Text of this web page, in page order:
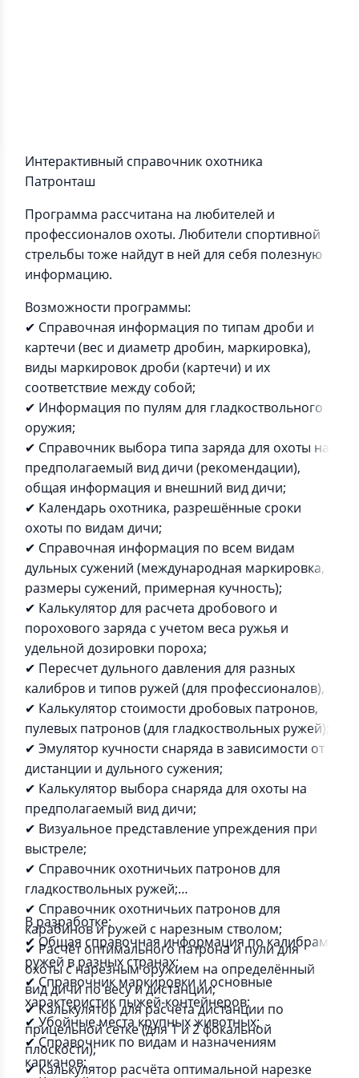
Интерактивный справочник охотника
Патронташ
Программа рассчитана на любителей и
профессионалов охоты. Любители спортивной
стрельбы тоже найдут в ней для себя полезную
информацию.
Возможности программы:
✔ Справочная информация по типам дроби и
картечи (вес и диаметр дробин, маркировка),
виды маркировок дроби (картечи) и их
соответствие между собой;
✔ Информация по пулям для гладкоствольного
оружия;
✔ Справочник выбора типа заряда для охоты на
предполагаемый вид дичи (рекомендации),
общая информация и внешний вид дичи;
✔ Календарь охотника, разрешённые сроки
охоты по видам дичи;
✔ Справочная информация по всем видам
дульных сужений (международная маркировка,
размеры сужений, примерная кучность);
✔ Калькулятор для расчета дробового и
порохового заряда с учетом веса ружья и
удельной дозировки пороха;
✔ Пересчет дульного давления для разных
калибров и типов ружей (для профессионалов),
✔ Калькулятор стоимости дробовых патронов,
пулевых патронов (для гладкоствольных ружей);
✔ Эмулятор кучности снаряда в зависимости от
дистанции и дульного сужения;
✔ Калькулятор выбора снаряда для охоты на
предполагаемый вид дичи;
✔ Визуальное представление упреждения при
выстреле;
✔ Справочник охотничьих патронов для
гладкоствольных ружей;
✔ Справочник охотничьих патронов для
карабинов и ружей с нарезным стволом;
✔ Расчёт оптимального патрона и пули для
охоты с нарезным оружием на определённый
вид дичи по весу и дистанции;
✔ Калькулятор для расчёта дистанции по
прицельной сетке (для 1 и 2 фокальной
плоскости);
✔ Калькулятор расчёта оптимальной нарезке
В разработке:
✔ Общая справочная информация по калибрам
ружей в разных странах;
✔ Справочник маркировки и основные
характеристик пыжей-контейнеров;
✔ Убойные места крупных животных;
✔ Справочник по видам и назначениям
капканов;